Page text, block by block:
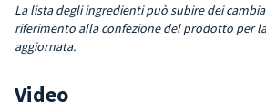
La lista degli ingredienti può subire dei
riferimento alla confezione del prodotto per
aggiornata.
Video